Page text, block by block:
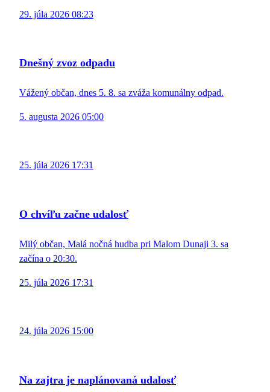
29. júla 2026 08:23
Dnešný zvoz odpadu
Vážený občan, dnes 5. 8. sa zváža komunálny odpad.
5. augusta 2026 05:00
25. júla 2026 17:31
O chvíľu začne udalosť
Milý občan, Malá nočná hudba pri Malom Dunaji 3. sa
začína o 20:30.
25. júla 2026 17:31
24. júla 2026 15:00
Na zajtra je naplánovaná udalosť